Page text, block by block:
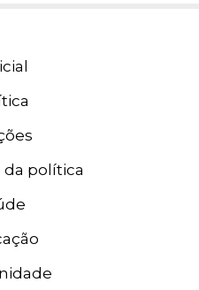
da política